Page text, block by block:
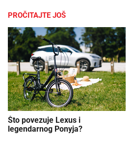
PROČITAJTE JOŠ
Što povezuje Lexus i
legendarnog Ponyja?